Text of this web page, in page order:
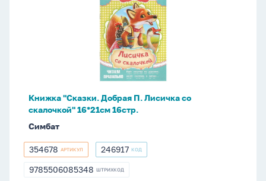
16стр.
Книжка "Сказки. Добрая П. Лисичка со
скалочкой" 16*21см 16стр.
Симбат
354678
354678 АРТИКУЛ 246917
246917 КОД
9785506085348
9785506085348 ШТРИХКОД